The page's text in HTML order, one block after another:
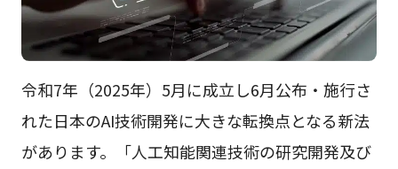
令和7年（2025年）5月に成立し6月公布・施行さ
れた日本のAI技術開発に大きな転換点となる新法
があります。「人工知能関連技術の研究開発及び